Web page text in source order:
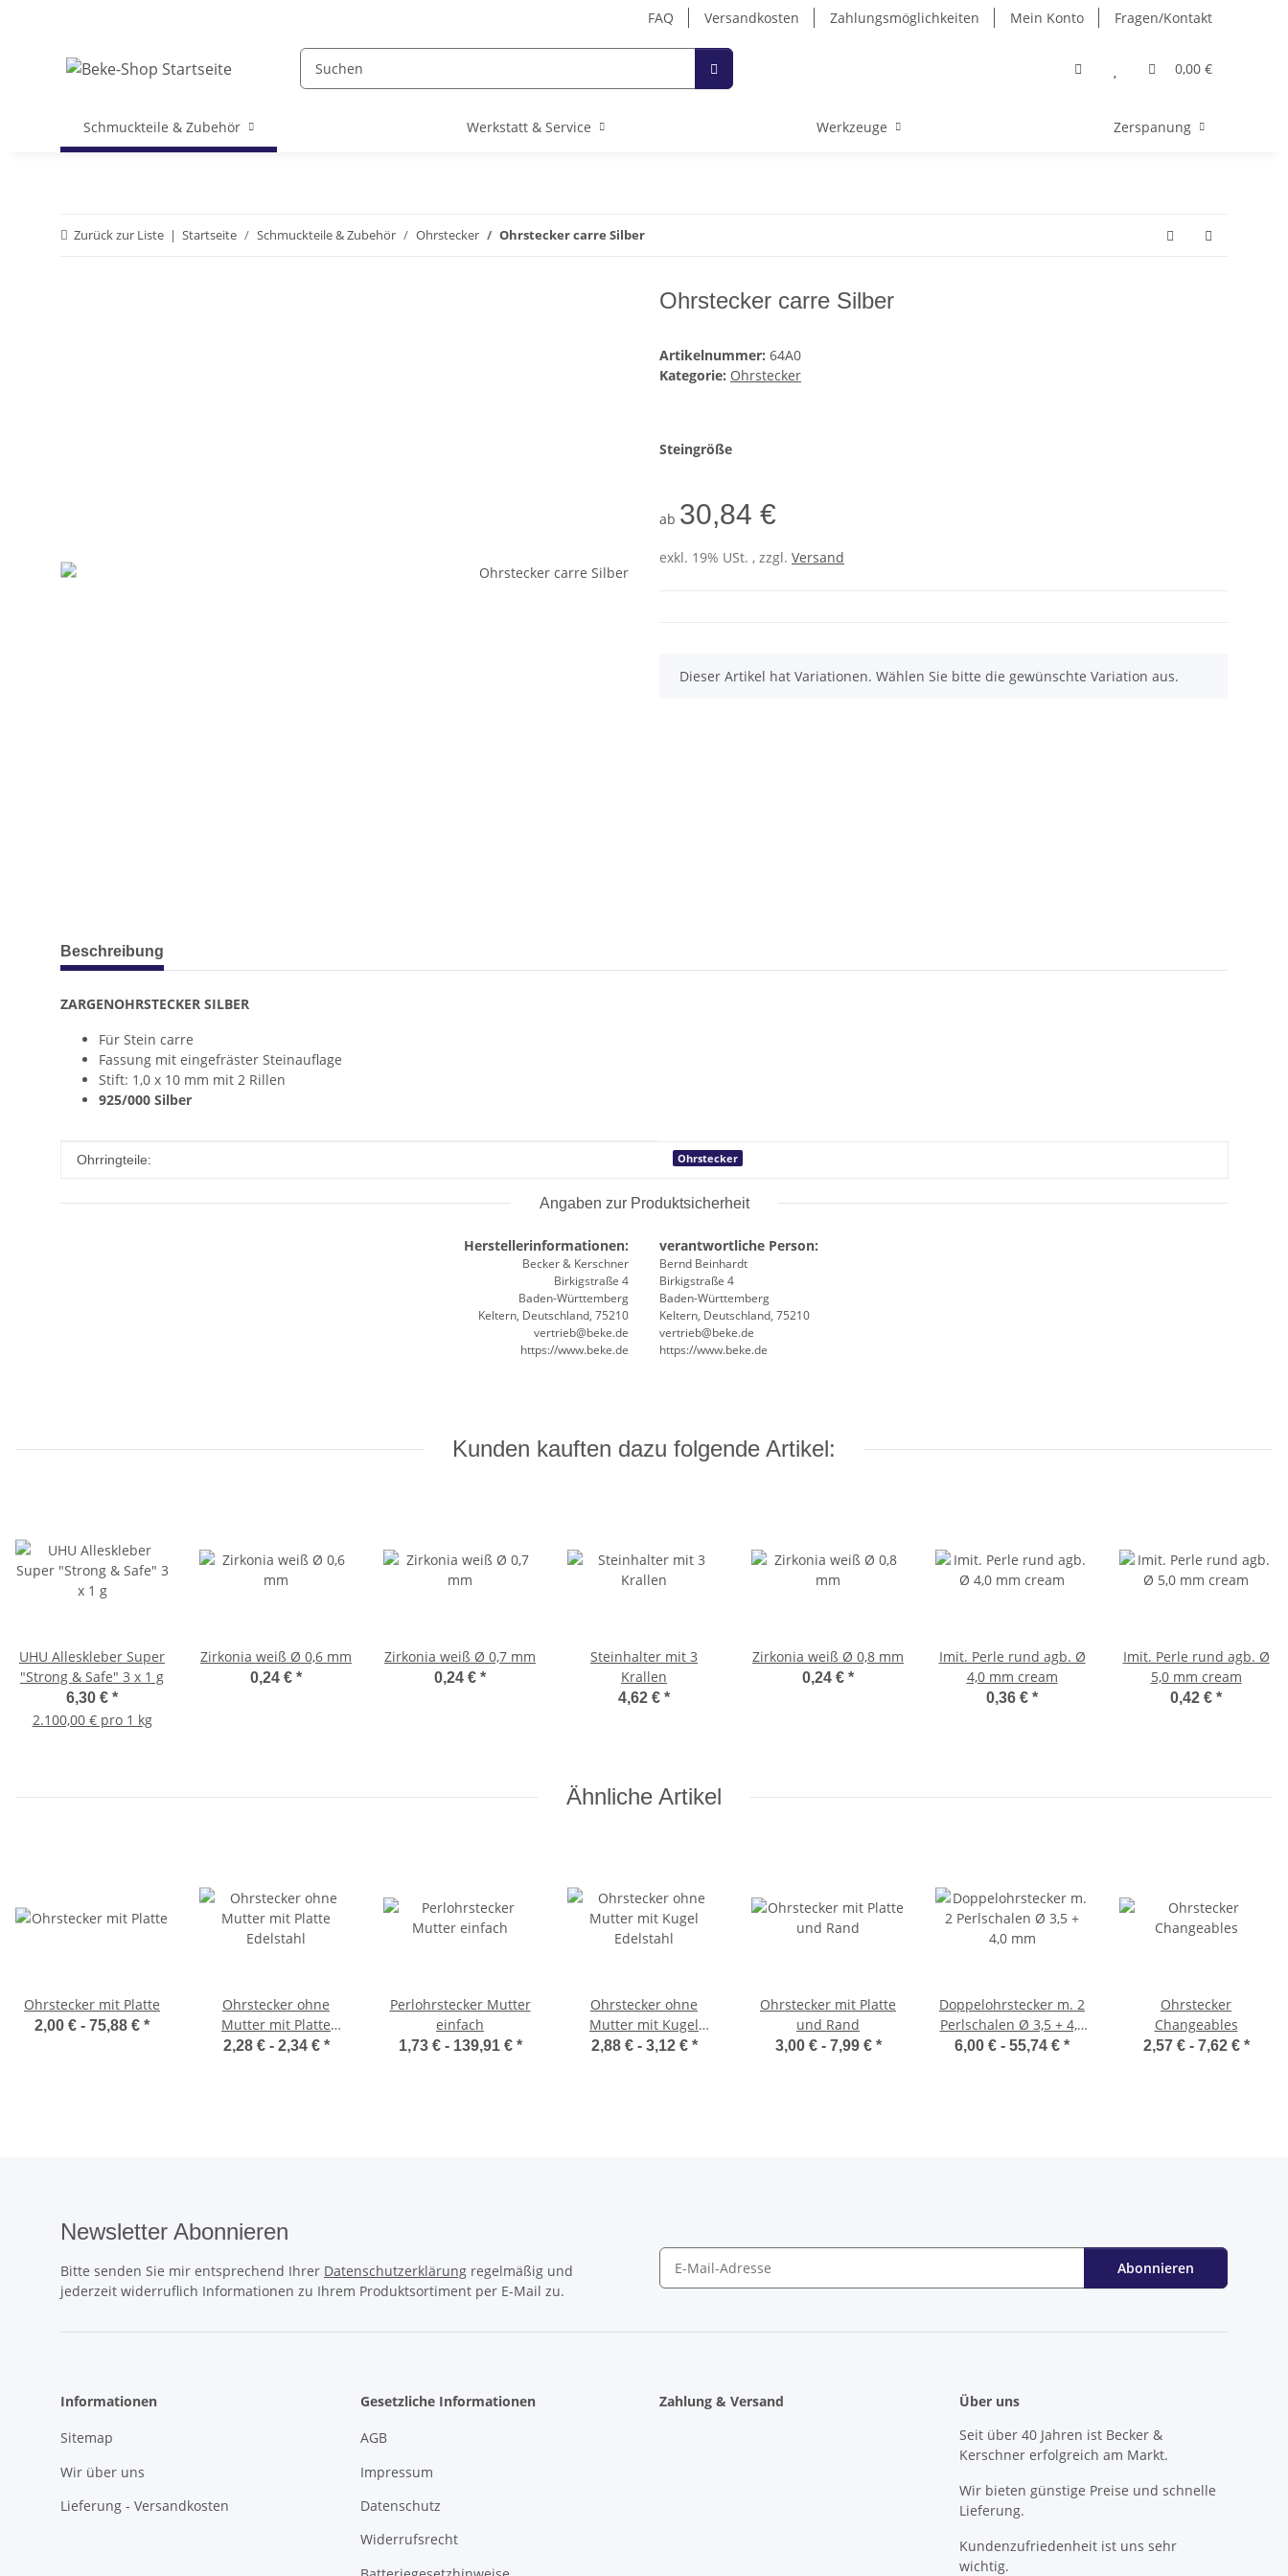
FAQ Versandkosten Zahlungsmöglichkeiten Mein Konto Fragen/Kontakt
0,00 €
Schmuckteile & Zubehör Werkstatt & Service Werkzeuge Zerspanung
Zurück zur Liste Startseite Schmuckteile & Zubehör Ohrstecker Ohrstecker carre Silber
Ohrstecker carre Silber
Artikelnummer: 64A0
Kategorie: Ohrstecker
Steingröße
ab 30,84 €
exkl. 19% USt. , zzgl. Versand
x
Dieser Artikel hat Variationen. Wählen Sie bitte die gewünschte Variation aus.
weitere Registerkarten anzeigen
Beschreibung
ZARGENOHRSTECKER SILBER
Für Stein carre
Fassung mit eingefräster Steinauflage
Stift: 1,0 x 10 mm mit 2 Rillen
925/000 Silber
Produkteigenschaft
Wert
Ohrringteile: Ohrstecker
Angaben zur Produktsicherheit
Herstellerinformationen:
Becker & Kerschner
Birkigstraße 4
Baden-Württemberg
Keltern, Deutschland, 75210
vertrieb@beke.de
https://www.beke.de
verantwortliche Person:
Bernd Beinhardt
Birkigstraße 4
Baden-Württemberg
Keltern, Deutschland, 75210
vertrieb@beke.de
https://www.beke.de
Kunden kauften dazu folgende Artikel:
UHU Alleskleber Super
"Strong & Safe" 3 x 1 g
6,30 € *
2.100,00 € pro 1 kg
Zirkonia weiß Ø 0,6 mm
0,24 € *
Zirkonia weiß Ø 0,7 mm
0,24 € *
Steinhalter mit 3
Krallen
4,62 € *
Zirkonia weiß Ø 0,8 mm
0,24 € *
Imit. Perle rund agb. Ø
4,0 mm cream
0,36 € *
Imit. Perle rund agb. Ø
5,0 mm cream
0,42 € *
Ähnliche Artikel
Ohrstecker mit Platte
2,00 € - 75,88 € *
Ohrstecker ohne
Mutter mit Platte
Edelstahl
2,28 € - 2,34 € *
Perlohrstecker Mutter
einfach
1,73 € - 139,91 € *
Ohrstecker ohne
Mutter mit Kugel
Edelstahl
2,88 € - 3,12 € *
Ohrstecker mit Platte
und Rand
3,00 € - 7,99 € *
Doppelohrstecker m. 2
Perlschalen Ø 3,5 + 4,0
mm
6,00 € - 55,74 € *
Ohrstecker
Changeables
2,57 € - 7,62 € *
Newsletter Abonnieren
Bitte senden Sie mir entsprechend Ihrer Datenschutzerklärung regelmäßig und
jederzeit widerruflich Informationen zu Ihrem Produktsortiment per E-Mail zu.
Abonnieren
Informationen
Sitemap
Wir über uns
Lieferung - Versandkosten
Gesetzliche Informationen
AGB
Impressum
Datenschutz
Widerrufsrecht
Zahlung & Versand
Über uns
Seit über 40 Jahren ist Becker &
Kerschner erfolgreich am Markt.
Wir bieten günstige Preise und schnelle
Lieferung.
Kundenzufriedenheit ist uns sehr
wichtig.